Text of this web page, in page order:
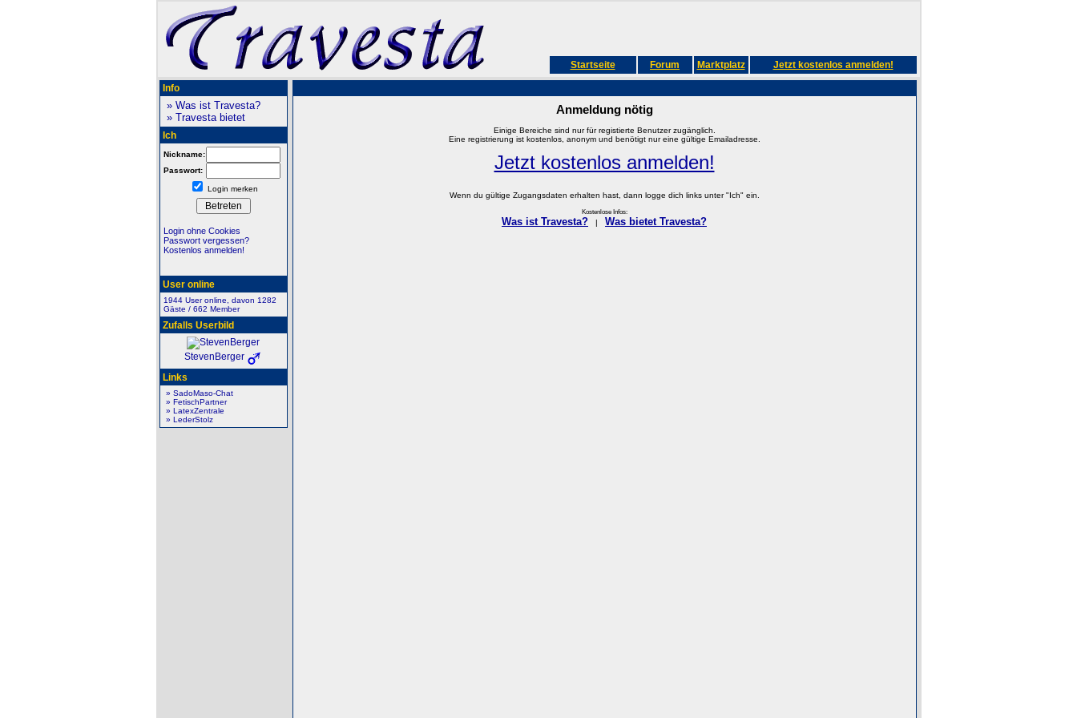
Startseite Forum Marktplatz Jetzt kostenlos anmelden!
Info
» Was ist Travesta?
» Travesta bietet
Ich
Nickname:
Passwort:
Login merken
Login ohne Cookies
Passwort vergessen?
Kostenlos anmelden!
User online
1944 User online, davon 1282
Gäste / 662 Member
Zufalls Userbild
StevenBerger
Links
» SadoMaso-Chat
» FetischPartner
» LatexZentrale
» LederStolz
Anmeldung nötig
Einige Bereiche sind nur für registierte Benutzer zugänglich.
Eine registrierung ist kostenlos, anonym und benötigt nur eine gültige Emailadresse.
Jetzt kostenlos anmelden!
Wenn du gültige Zugangsdaten erhalten hast, dann logge dich links unter "Ich" ein.
Kostenlose Infos:
Was ist Travesta? Was bietet Travesta?